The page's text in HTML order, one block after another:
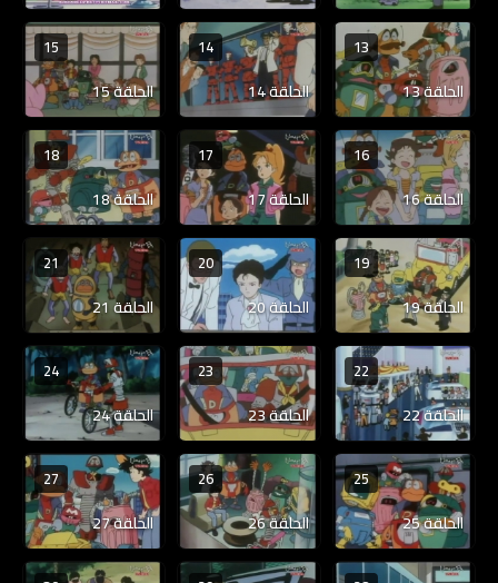
13
الحلقة 13
14
الحلقة 14
15
الحلقة 15
16
الحلقة 16
17
الحلقة 17
18
الحلقة 18
19
الحلقة 19
20
الحلقة 20
21
الحلقة 21
22
الحلقة 22
23
الحلقة 23
24
الحلقة 24
25
الحلقة 25
26
الحلقة 26
27
الحلقة 27